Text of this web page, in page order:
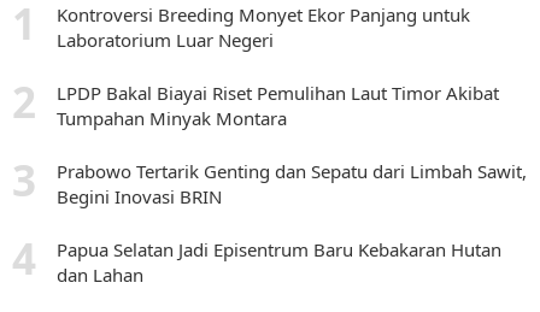
Kontroversi Breeding Monyet Ekor Panjang untuk
Laboratorium Luar Negeri
LPDP Bakal Biayai Riset Pemulihan Laut Timor Akibat
Tumpahan Minyak Montara
Prabowo Tertarik Genting dan Sepatu dari Limbah Sawit,
Begini Inovasi BRIN
Papua Selatan Jadi Episentrum Baru Kebakaran Hutan
dan Lahan